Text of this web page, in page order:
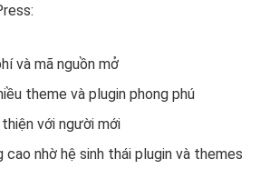
và mã nguồn mở
theme và plugin phong phú
với người mới
cao nhờ hệ sinh thái plugin và themes